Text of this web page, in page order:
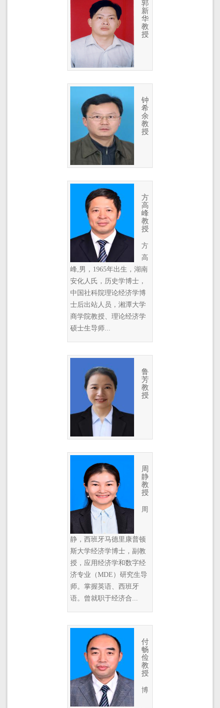
郭
新
华
教
授
钟
希
余
教
授
方
高
峰
教
授
方
高
峰,男，1965年出生，湖南
安化人氏，历史学博士，
中国社科院理论经济学博
士后出站人员，湘潭大学
商学院教授、理论经济学
硕士生导师...
鲁
芳
教
授
周
静
教
授
周
静，西班牙马德里康普顿
斯大学经济学博士，副教
授，应用经济学和数字经
济专业（MDE）研究生导
师。掌握英语、西班牙
语。曾就职于经济合...
付
畅
俭
教
授
博